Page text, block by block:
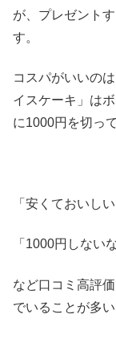
が、プレゼント
す。
コスパがいいの
イスケーキ」は
に1000円を切っ
「安くておいしい
「1000円しない
など口コミ高評
でいることが多い